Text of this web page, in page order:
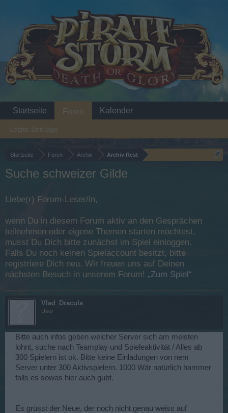
Startseite Foren Archiv Archiv Rest
Suche schweizer Gilde
Liebe(r) Forum-Leser/in,
wenn Du in diesem Forum aktiv an den Gesprächen
teilnehmen oder eigene Themen starten möchtest,
musst Du Dich bitte zunächst im Spiel einloggen.
Falls Du noch keinen Spielaccount besitzt, bitte
registriere Dich neu. Wir freuen uns auf Deinen
nächsten Besuch in unserem Forum! „Zum Spiel“
Vlad_Dracula
User
Bitte auch infos geben welcher Server sich am meisten
lohnt, suche nach Teamplay und Spieleaktivität / Alles ab
300 Spielern ist ok. Bitte keine Einladungen von nem
Server unter 300 Aktivspielern. 1000 Wär natürlich hammer
falls es sowas hier auch gubt.
Es grüsst der Neue, der noch nicht genau weiss auf
Startseite Foren
Letzte Beiträge
Kalender